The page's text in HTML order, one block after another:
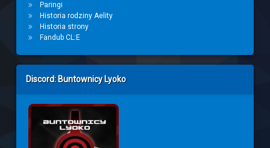
Paringi
Historia rodziny Aelity
Historia strony
Fandub CL:E
Discord: Buntownicy Lyoko